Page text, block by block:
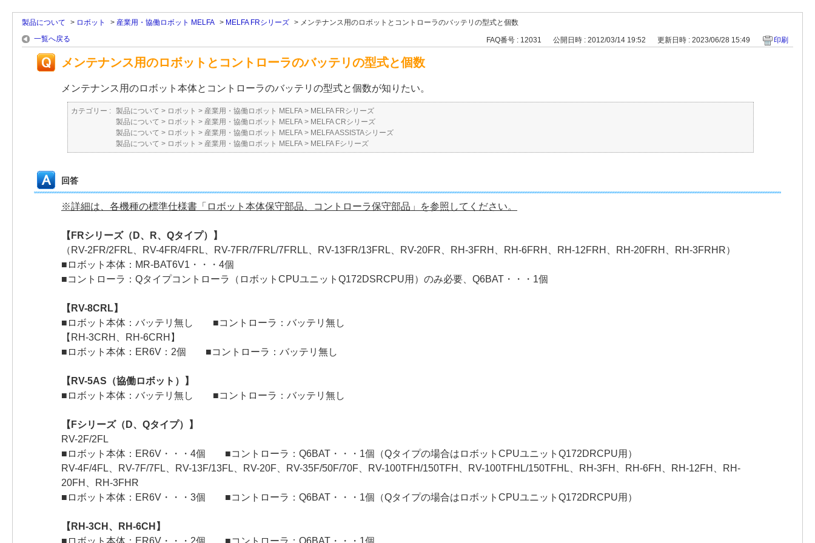
製品について > ロボット > 産業用・協働ロボット MELFA > MELFA FRシリーズ > メンテナンス用のロボットとコントローラのバッテリの型式と個数
一覧へ戻る
FAQ番号 : 12031 公開日時 : 2012/03/14 19:52 更新日時 : 2023/06/28 15:49 印刷
メンテナンス用のロボットとコントローラのバッテリの型式と個数
メンテナンス用のロボット本体とコントローラのバッテリの型式と個数が知りたい。
カテゴリー : 製品について > ロボット > 産業用・協働ロボット MELFA > MELFA FRシリーズ
製品について > ロボット > 産業用・協働ロボット MELFA > MELFA CRシリーズ
製品について > ロボット > 産業用・協働ロボット MELFA > MELFA ASSISTAシリーズ
製品について > ロボット > 産業用・協働ロボット MELFA > MELFA Fシリーズ
回答
※詳細は、各機種の標準仕様書「ロボット本体保守部品、コントローラ保守部品」を参照してください。
【FRシリーズ（D、R、Qタイプ）】
（RV-2FR/2FRL、RV-4FR/4FRL、RV-7FR/7FRL/7FRLL、RV-13FR/13FRL、RV-20FR、RH-3FRH、RH-6FRH、RH-12FRH、RH-20FRH、RH-3FRHR）
■ロボット本体：MR-BAT6V1・・・4個
■コントローラ：Qタイプコントローラ（ロボットCPUユニットQ172DSRCPU用）のみ必要、Q6BAT・・・1個
【RV-8CRL】
■ロボット本体：バッテリ無し ■コントローラ：バッテリ無し
【RH-3CRH、RH-6CRH】
■ロボット本体：ER6V：2個 ■コントローラ：バッテリ無し
【RV-5AS（協働ロボット）】
■ロボット本体：バッテリ無し ■コントローラ：バッテリ無し
【Fシリーズ（D、Qタイプ）】
RV-2F/2FL
■ロボット本体：ER6V・・・4個 ■コントローラ：Q6BAT・・・1個（Qタイプの場合はロボットCPUユニットQ172DRCPU用）
RV-4F/4FL、RV-7F/7FL、RV-13F/13FL、RV-20F、RV-35F/50F/70F、RV-100TFH/150TFH、RV-100TFHL/150TFHL、RH-3FH、RH-6FH、RH-12FH、RH-
20FH、RH-3FHR
■ロボット本体：ER6V・・・3個 ■コントローラ：Q6BAT・・・1個（Qタイプの場合はロボットCPUユニットQ172DRCPU用）
【RH-3CH、RH-6CH】
■ロボット本体：ER6V・・・2個 ■コントローラ：Q6BAT・・・1個